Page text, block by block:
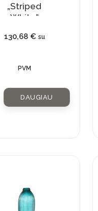
„Striped
White”
130,68 € su
PVM
DAUGIAU